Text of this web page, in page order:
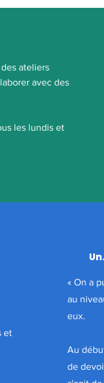
ateliers
avec des
les lundis et
et
« On a
au
eux.
Au
de